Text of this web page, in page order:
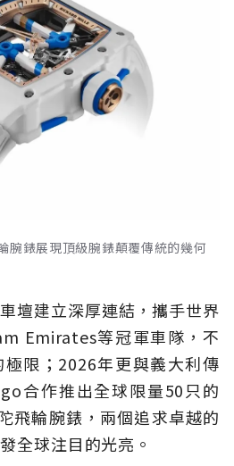
錶展現頂級腕錶顛覆傳統的幾何
壇建立深厚連結，攜手世界
Emirates等冠軍車隊，不
限；2026年更與義大利傳
合作推出全球限量50只的
飛輪腕錶，兩個追求卓越的
全球注目的光亮。